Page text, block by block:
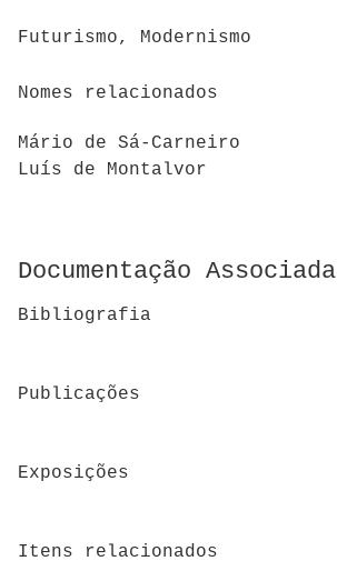
Futurismo, Modernismo
Nomes relacionados
Mário de Sá-Carneiro
Luís de Montalvor
Documentação Associada
Bibliografia
Publicações
Exposições
Itens relacionados